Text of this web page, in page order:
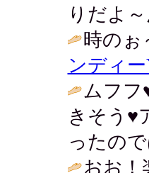
りだよ
時のぉ
ンディ
ムフフ
きそう♥
ったの
おお！